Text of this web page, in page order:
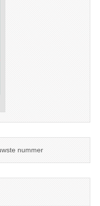
nummer